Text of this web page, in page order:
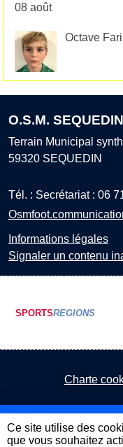
08 août
Octave
O.S.M.
Terrain Municipal
59320 SEQUEDIN
Tél. : Secrétariat : 06
Informations légales
Signaler un contenu
SPORTSREGIONS
Charte
Ce site utilise des
que vous souhaitez